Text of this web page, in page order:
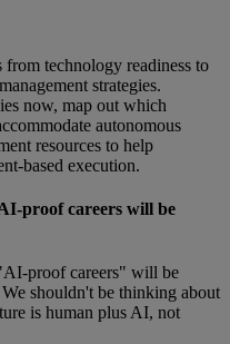
technology readiness to
strategies.
now, map out which
autonomous
resources to help
based execution.
proof careers will be
proof careers" will be
shouldn't be thinking about
is human plus AI, not